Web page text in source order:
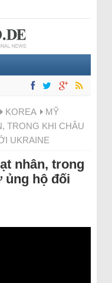
KOREA
MỸ
TRONG KHI CHÂU
UKRAINE
nhân, trong
ủng hộ đối